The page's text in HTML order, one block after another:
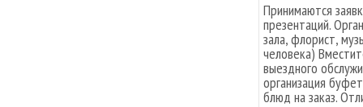
Принимаются
презентаций.
зала, флорист,
человека)
выездного
организация
блюд на заказ.